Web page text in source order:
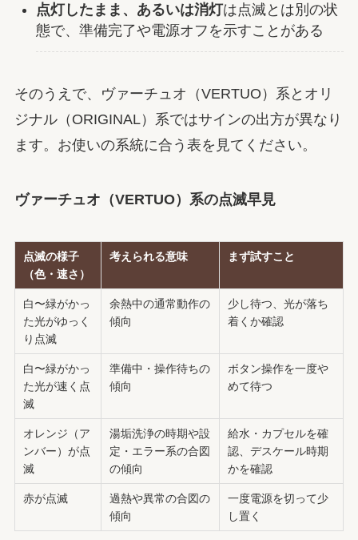
点灯したまま、あるいは消灯は点滅とは別の状
態で、準備完了や電源オフを示すことがある
そのうえで、ヴァーチュオ（VERTUO）系とオリ
ジナル（ORIGINAL）系ではサインの出方が異なり
ます。お使いの系統に合う表を見てください。
ヴァーチュオ（VERTUO）系の点滅早見
点滅の様子
（色・速さ）
考えられる意味 まず試すこと
白〜緑がかっ
た光がゆっく
り点滅
余熱中の通常動作の
傾向
少し待つ、光が落ち
着くか確認
白〜緑がかっ
た光が速く点
滅
準備中・操作待ちの
傾向
ボタン操作を一度や
めて待つ
オレンジ（ア
ンバー）が点
滅
湯垢洗浄の時期や設
定・エラー系の合図
の傾向
給水・カプセルを確
認、デスケール時期
かを確認
赤が点滅
過熱や異常の合図の
傾向
一度電源を切って少
し置く